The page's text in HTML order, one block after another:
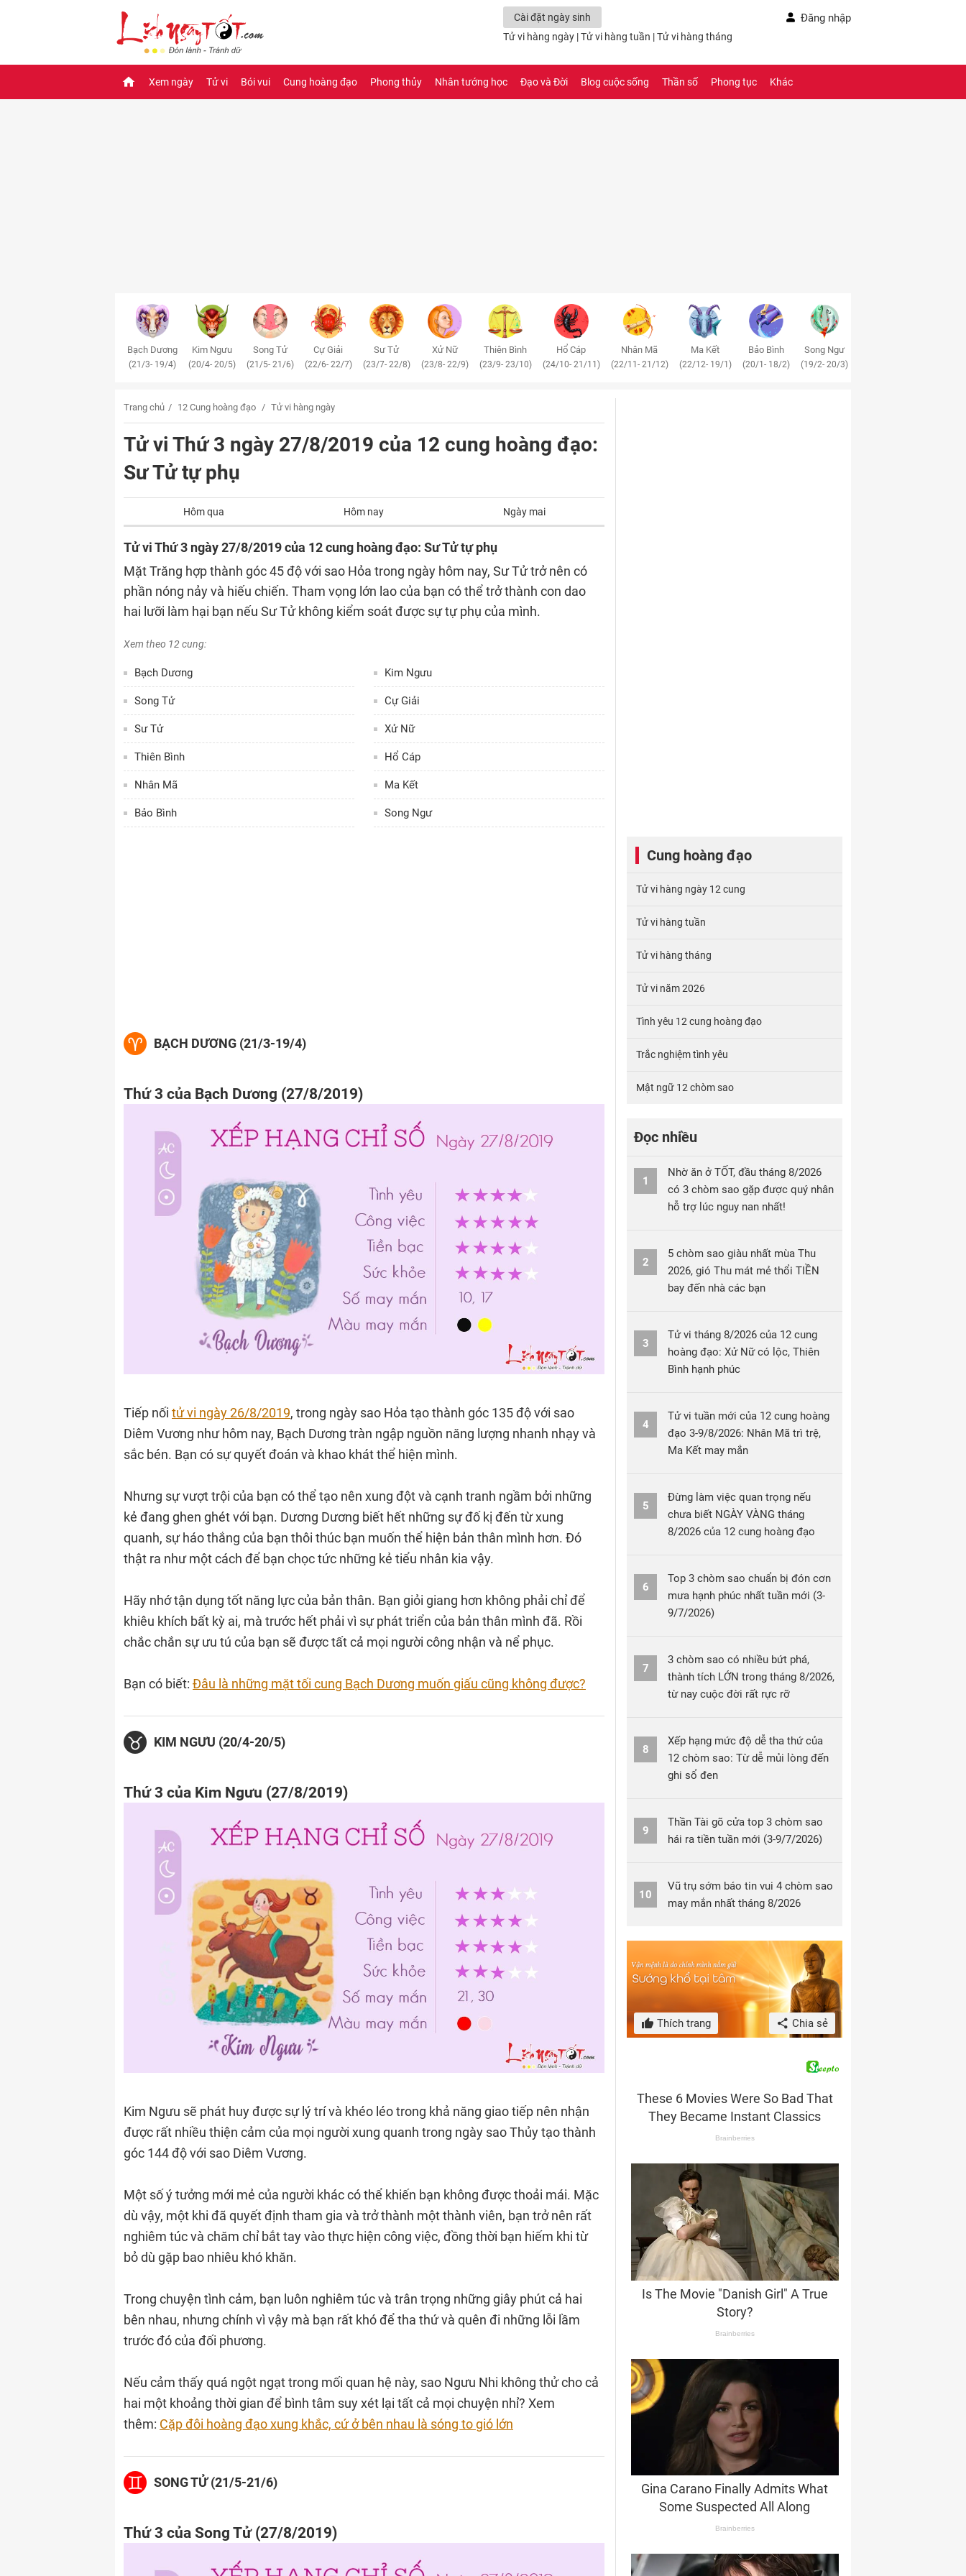
Cài đặt ngày sinh Đăng nhập
Tử vi hàng ngày |Tử vi hàng tuần |Tử vi hàng tháng
Xem ngày Tử vi Bói vui Cung hoàng đạo Phong thủy Nhân tướng học Đạo và Đời Blog cuộc sống Thần số Phong tục Khác
Bạch Dương
(21/3- 19/4)
Kim Ngưu
(20/4- 20/5)
Song Tử
(21/5- 21/6)
Cự Giải
(22/6- 22/7)
Sư Tử
(23/7- 22/8)
Xử Nữ
(23/8- 22/9)
Thiên Bình
(23/9- 23/10)
Hổ Cáp
(24/10- 21/11)
Nhân Mã
(22/11- 21/12)
Ma Kết
(22/12- 19/1)
Bảo Bình
(20/1- 18/2)
Song Ngư
(19/2- 20/3)
Trang chủ 12 Cung hoàng đạo Tử vi hàng ngày
Tử vi Thứ 3 ngày 27/8/2019 của 12 cung hoàng đạo:
Sư Tử tự phụ
Hôm qua Hôm nay Ngày mai
Tử vi Thứ 3 ngày 27/8/2019 của 12 cung hoàng đạo: Sư Tử tự phụ
Mặt Trăng hợp thành góc 45 độ với sao Hỏa trong ngày hôm nay, Sư Tử trở nên có
phần nóng nảy và hiếu chiến. Tham vọng lớn lao của bạn có thể trở thành con dao
hai lưỡi làm hại bạn nếu Sư Tử không kiểm soát được sự tự phụ của mình.
Xem theo 12 cung:
Bạch Dương Kim Ngưu
Song Tử Cự Giải
Sư Tử Xử Nữ
Thiên Bình Hổ Cáp
Nhân Mã Ma Kết
Bảo Bình Song Ngư
BẠCH DƯƠNG (21/3-19/4)
Thứ 3 của Bạch Dương (27/8/2019)
Tiếp nối tử vi ngày 26/8/2019, trong ngày sao Hỏa tạo thành góc 135 độ với sao
Diêm Vương như hôm nay, Bạch Dương tràn ngập nguồn năng lượng nhanh nhạy và
sắc bén. Bạn có sự quyết đoán và khao khát thể hiện mình.
Nhưng sự vượt trội của bạn có thể tạo nên xung đột và cạnh tranh ngầm bởi những
kẻ đang ghen ghét với bạn. Dương Dương biết hết những sự đố kị đến từ xung
quanh, sự háo thắng của bạn thôi thúc bạn muốn thể hiện bản thân mình hơn. Đó
thật ra như một cách để bạn chọc tức những kẻ tiểu nhân kia vậy.
Hãy nhớ tận dụng tốt năng lực của bản thân. Bạn giỏi giang hơn không phải chỉ để
khiêu khích bất kỳ ai, mà trước hết phải vì sự phát triển của bản thân mình đã. Rồi
chắc chắn sự ưu tú của bạn sẽ được tất cả mọi người công nhận và nể phục.
Bạn có biết: Đâu là những mặt tối cung Bạch Dương muốn giấu cũng không được?
KIM NGƯU (20/4-20/5)
Thứ 3 của Kim Ngưu (27/8/2019)
Kim Ngưu sẽ phát huy được sự lý trí và khéo léo trong khả năng giao tiếp nên nhận
được rất nhiều thiện cảm của mọi người xung quanh trong ngày sao Thủy tạo thành
góc 144 độ với sao Diêm Vương.
Một số ý tưởng mới mẻ của người khác có thể khiến bạn không được thoải mái. Mặc
dù vậy, một khi đã quyết định tham gia và trở thành một thành viên, bạn trở nên rất
nghiêm túc và chăm chỉ bắt tay vào thực hiện công việc, đồng thời bạn hiếm khi từ
bỏ dù gặp bao nhiêu khó khăn.
Trong chuyện tình cảm, bạn luôn nghiêm túc và trân trọng những giây phút cả hai
bên nhau, nhưng chính vì vậy mà bạn rất khó để tha thứ và quên đi những lỗi lầm
trước đó của đối phương.
Nếu cảm thấy quá ngột ngạt trong mối quan hệ này, sao Ngưu Nhi không thử cho cả
hai một khoảng thời gian để bình tâm suy xét lại tất cả mọi chuyện nhỉ? Xem
thêm: Cặp đôi hoàng đạo xung khắc, cứ ở bên nhau là sóng to gió lớn
SONG TỬ (21/5-21/6)
Thứ 3 của Song Tử (27/8/2019)
Cung hoàng đạo
Tử vi hàng ngày 12 cung
Tử vi hàng tuần
Tử vi hàng tháng
Tử vi năm 2026
Tình yêu 12 cung hoàng đạo
Trắc nghiệm tình yêu
Mật ngữ 12 chòm sao
Đọc nhiều
1
Nhờ ăn ở TỐT, đầu tháng 8/2026
có 3 chòm sao gặp được quý nhân
hỗ trợ lúc nguy nan nhất!
2
5 chòm sao giàu nhất mùa Thu
2026, gió Thu mát mẻ thổi TIỀN
bay đến nhà các bạn
3
Tử vi tháng 8/2026 của 12 cung
hoàng đạo: Xử Nữ có lộc, Thiên
Bình hạnh phúc
4
Tử vi tuần mới của 12 cung hoàng
đạo 3-9/8/2026: Nhân Mã trì trệ,
Ma Kết may mắn
5
Đừng làm việc quan trọng nếu
chưa biết NGÀY VÀNG tháng
8/2026 của 12 cung hoàng đạo
6
Top 3 chòm sao chuẩn bị đón cơn
mưa hạnh phúc nhất tuần mới (3-
9/7/2026)
7
3 chòm sao có nhiều bứt phá,
thành tích LỚN trong tháng 8/2026,
từ nay cuộc đời rất rực rỡ
8
Xếp hạng mức độ dễ tha thứ của
12 chòm sao: Từ dễ mủi lòng đến
ghi sổ đen
9
Thần Tài gõ cửa top 3 chòm sao
hái ra tiền tuần mới (3-9/7/2026)
10
Vũ trụ sớm báo tin vui 4 chòm sao
may mắn nhất tháng 8/2026
Thích trang Chia sẻ